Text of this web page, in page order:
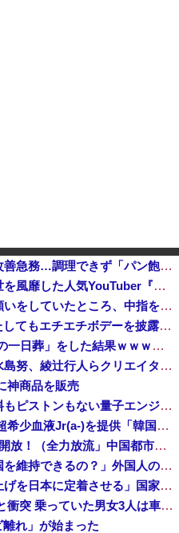
【熊本地震】避難者の食生活、改善急務…調理できず「パン飽き飽き」断水なお３万戸超
数年前に「ひき肉です！」で一世を風靡した人気YouTuber『ちょんまげ小僧』さん、とんでもないことになっていた他
共産党「熊本地震救援募金のお願いをしていたところ、中指を立てられました。嫌がらせ酷い」
【画像】TWICE・モモ(30)、またしてもエチエチボデーを披露wwwwwwwwww
VTuberさん、祖母の「家族だけの一日葬」をした結果ｗｗｗｗｗｗｗ
【朗報】『ヤニねこ』新海誠、水島努、綾辻行人らクリエイターが絶賛ｗｗｗｗｗｗｗｗｗ
神商品を販売
世界初の超伝導量子熱機関…燃料もピストンもない量子エンジンが回った！
【速報】 日本赤十字社、韓国に超希少血液Jr(a-)を提供「韓国内では適合する血液を確保できなかった」※今回で4回目
中国「大洪水！」三峡ダム「9門開放！（全力放流」中国都市「三峡沿線の道路水没」中国政府「高速道路封鎖！」中国ダム「緊急放流に合わせて開門（土砂崩れ発生」→
「あきれてモノが言えない」「国を維持できるの？」外国人の永住許可要件の厳格化で在日中国人の本音は？
高市総理「物価上昇を上回る賃上げを日本に定着させる」国家公務員月給3.51％増へ 地方公務員も追随する見通し
【鹿児島】 突然右折し路面電車と衝突 乗っていた男女3人は車を放置しダッシュで逃走中
れ」が始まった